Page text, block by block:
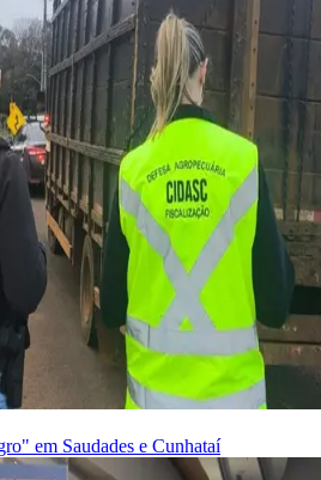
em Saudades e Cunhataí